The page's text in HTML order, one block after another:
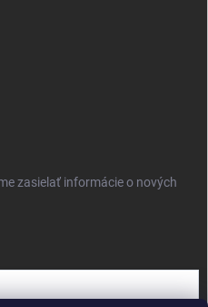
zasielať informácie o nových